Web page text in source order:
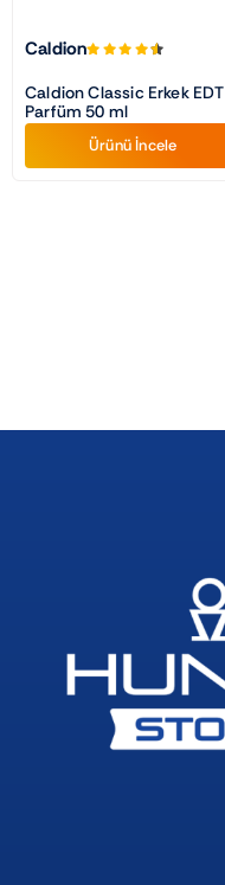
Caldion
Caldion Classic Erkek EDT
Parfüm 50 ml
Ürünü İncele